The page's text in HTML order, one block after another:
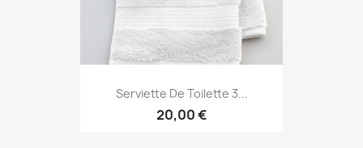
Serviette De Toilette 3...
20,00 €